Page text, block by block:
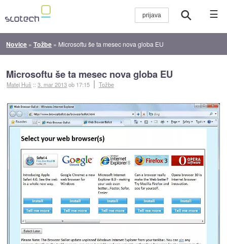
☰
Novice »Tožbe » Microsoftu še ta mesec nova globa EU
Microsoftu še ta mesec nova globa EU
Matej Huš ::3. mar 2013ob 17:15 Tožbe